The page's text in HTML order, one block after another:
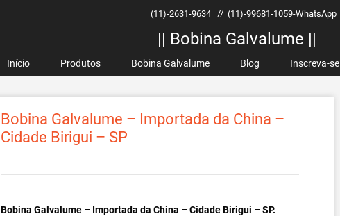
(11)-2631-9634 // (11)-99681-1059-WhatsApp
|| Bobina Galvalume ||
Início Produtos Bobina Galvalume Blog Inscreva-se
Bobina Galvalume – Importada da China –
Cidade Birigui – SP
Bobina Galvalume – Importada da China – Cidade Birigui – SP.